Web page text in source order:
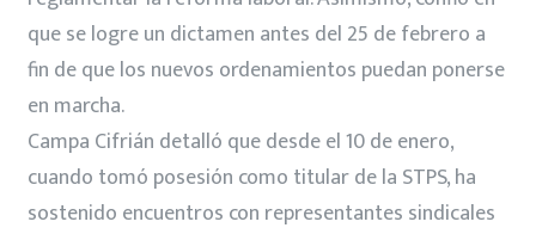
que se logre un dictamen antes del 25 de febrero a
fin de que los nuevos ordenamientos puedan ponerse
en marcha.
Campa Cifrián detalló que desde el 10 de enero,
cuando tomó posesión como titular de la STPS, ha
sostenido encuentros con representantes sindicales